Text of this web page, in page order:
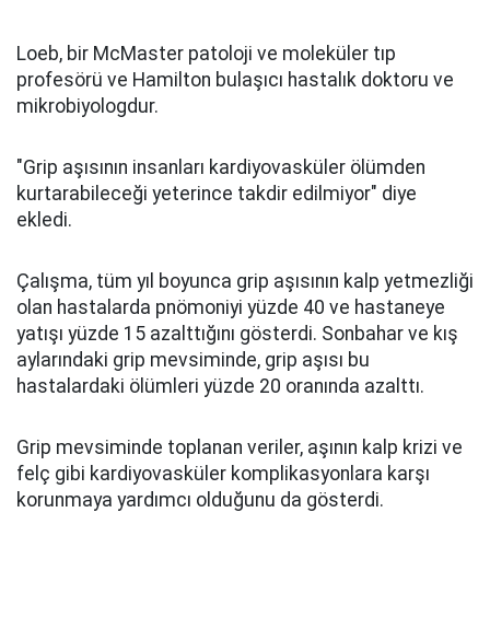
Loeb, bir McMaster patoloji ve moleküler tıp
profesörü ve Hamilton bulaşıcı hastalık doktoru ve
mikrobiyologdur.
"Grip aşısının insanları kardiyovasküler ölümden
kurtarabileceği yeterince takdir edilmiyor" diye
ekledi.
Çalışma, tüm yıl boyunca grip aşısının kalp yetmezliği
olan hastalarda pnömoniyi yüzde 40 ve hastaneye
yatışı yüzde 15 azalttığını gösterdi. Sonbahar ve kış
aylarındaki grip mevsiminde, grip aşısı bu
hastalardaki ölümleri yüzde 20 oranında azalttı.
Grip mevsiminde toplanan veriler, aşının kalp krizi ve
felç gibi kardiyovasküler komplikasyonlara karşı
korunmaya yardımcı olduğunu da gösterdi.